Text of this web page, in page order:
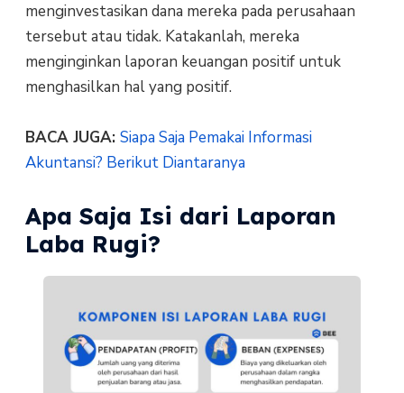
menginvestasikan dana mereka pada perusahaan
tersebut atau tidak. Katakanlah, mereka
menginginkan laporan keuangan positif untuk
menghasilkan hal yang positif.
BACA JUGA: Siapa Saja Pemakai Informasi
Akuntansi? Berikut Diantaranya
Apa Saja Isi dari Laporan
Laba Rugi?